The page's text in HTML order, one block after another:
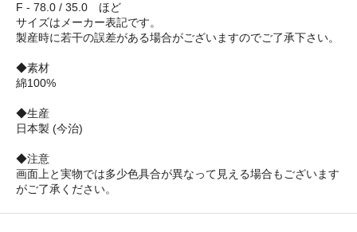
F - 78.0 / 35.0 ほど
サイズはメーカー表記です。
製産時に若干の誤差がある場合がございますのでご了承下さい。
◆素材
綿100%
◆生産
日本製 (今治)
◆注意
画面上と実物では多少色具合が異なって見える場合もございます
がご了承ください。